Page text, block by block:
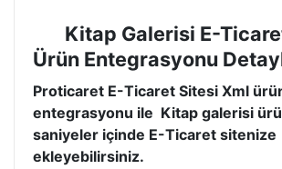
Kitap Galerisi E-
Ürün Entegrasyonu
Proticaret E-Ticaret Sitesi Xml
entegrasyonu ile Kitap galerisi
saniyeler içinde E-Ticaret sitenize
ekleyebilirsiniz.